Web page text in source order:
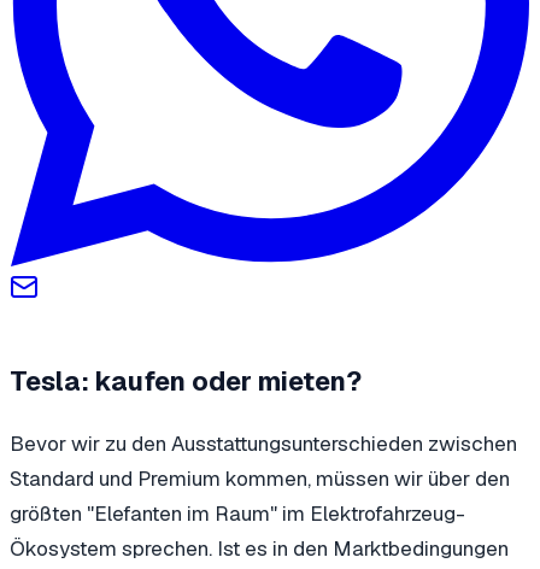
Tesla: kaufen oder mieten?
Bevor wir zu den Ausstattungsunterschieden zwischen
Standard und Premium kommen, müssen wir über den
größten "Elefanten im Raum" im Elektrofahrzeug-
Ökosystem sprechen. Ist es in den Marktbedingungen